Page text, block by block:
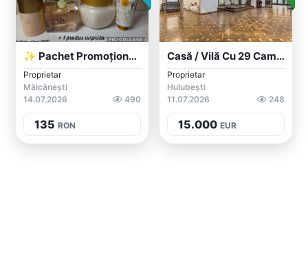
✨ Pachet Promoțional De Răsfăț Complet –...
Proprietar
Măicănești
14.07.2026
490
135 RON
Casă / Vilă Cu 29 Camere În Zona Capital...
Proprietar
Hulubești
11.07.2026
248
15.000 EUR